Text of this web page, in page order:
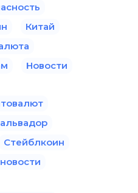
Китай
Новости
Стейблкоин